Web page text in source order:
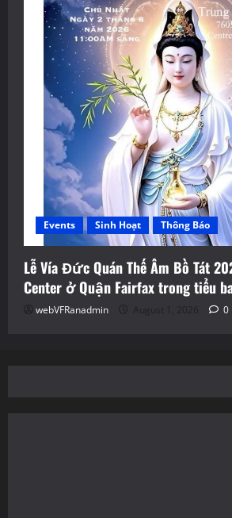
Events Sinh Hoạt Thông Báo
Lễ Vía Đức Quán Thế Âm Bồ Tát
Center ở Quận Fairfax trong tiểu
webVFRanadmin August 1, 2026 0